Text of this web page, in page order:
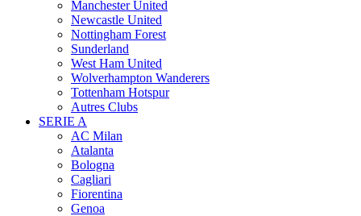
Manchester United
Newcastle United
Nottingham Forest
Sunderland
West Ham United
Wolverhampton Wanderers
Tottenham Hotspur
Autres Clubs
SERIE A
AC Milan
Atalanta
Bologna
Cagliari
Fiorentina
Genoa